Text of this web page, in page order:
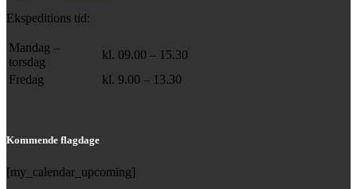
Ekspeditions tid:
Mandag –
torsdag
kl. 09.00 – 15.30
Fredag
kl. 9.00 – 13.30
Kommende flagdage
[my_calendar_upcoming]